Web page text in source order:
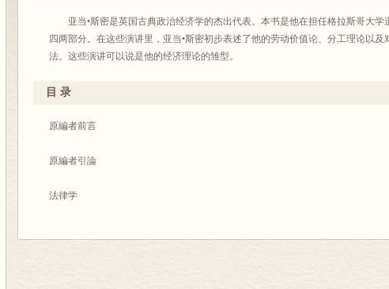
1982年1月
亚当•斯密是英国古典政治经济学的杰出代表。本书是他在担任格拉斯哥大学
四两部分。在这些演讲里，亚当•斯密初步表述了他的劳动价值论、分工理论以
法。这些演讲可以说是他的经济理论的雏型。
目 录
原編者前言
原編者引論
法律学